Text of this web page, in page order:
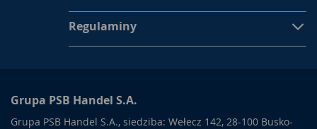
Regulaminy
Grupa PSB Handel S.A.
Grupa PSB Handel S.A., siedziba: Wełecz 142, 28-100 Busko-